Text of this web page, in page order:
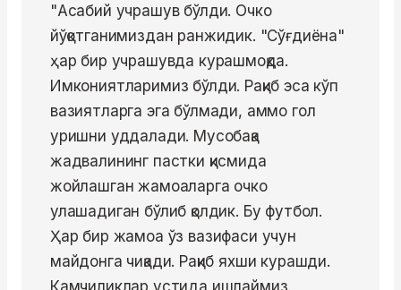
"Асабий учрашув бўлди. Очко
йўқотганимиздан ранжидик. "Сўғдиёна"
ҳар бир учрашувда курашмоқда.
Имкониятларимиз бўлди. Рақиб эса кўп
вазиятларга эга бўлмади, аммо гол
уришни уддалади. Мусобақа
жадвалининг пастки қисмида
жойлашган жамоаларга очко
улашадиган бўлиб қолдик. Бу футбол.
Ҳар бир жамоа ўз вазифаси учун
майдонга чиқади. Рақиб яхши курашди.
Камчиликлар устида ишлаймиз.